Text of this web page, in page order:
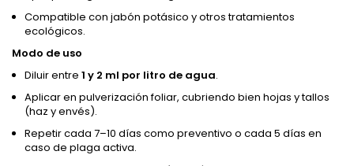
Compatible con jabón potásico y otros tratamientos
ecológicos.
Modo de uso
Diluir entre 1 y 2 ml por litro de agua.
Aplicar en pulverización foliar, cubriendo bien hojas y tallos
(haz y envés).
Repetir cada 7–10 días como preventivo o cada 5 días en
caso de plaga activa.